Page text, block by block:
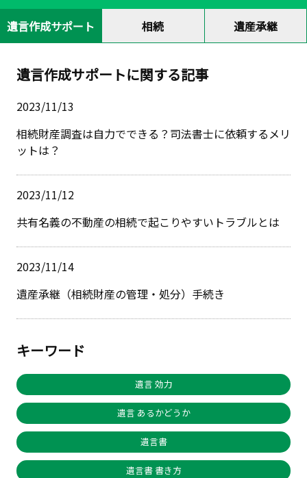
遺言作成サポート 相続 遺産承継
遺言作成サポートに関する記事
2023/11/13
相続財産調査は自力でできる？司法書士に依頼するメリ
ットは？
2023/11/12
共有名義の不動産の相続で起こりやすいトラブルとは
2023/11/14
遺産承継（相続財産の管理・処分）手続き
キーワード
遺言 効力
遺言 あるかどうか
遺言書
遺言書 書き方